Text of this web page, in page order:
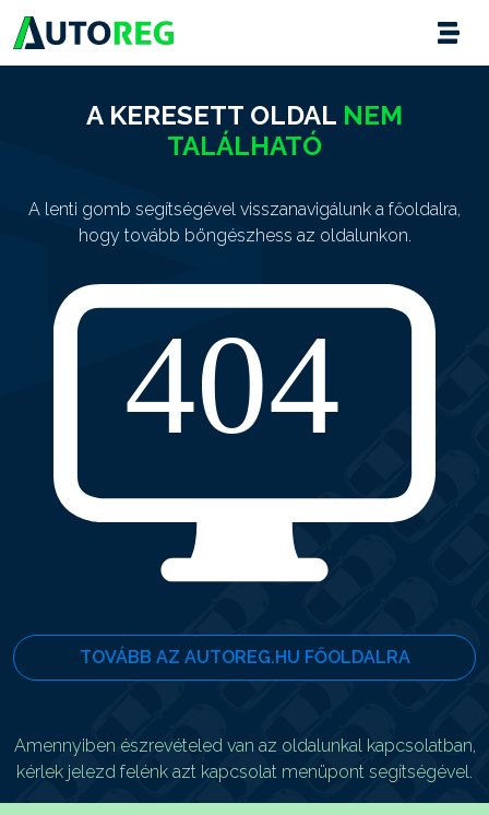
A KERESETT OLDAL NEM
TALÁLHATÓ
A lenti gomb segítségével visszanavigálunk a főoldalra,
hogy tovább böngészhess az oldalunkon.
TOVÁBB AZ AUTOREG.HU FŐOLDALRA
Amennyiben észrevételed van az oldalunkal kapcsolatban,
kérlek jelezd felénk azt kapcsolat menüpont segítségével.